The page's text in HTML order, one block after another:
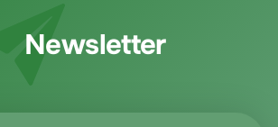
Newsletter